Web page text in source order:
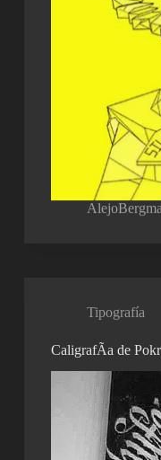
Tipografía
CaligrafÃ­a de